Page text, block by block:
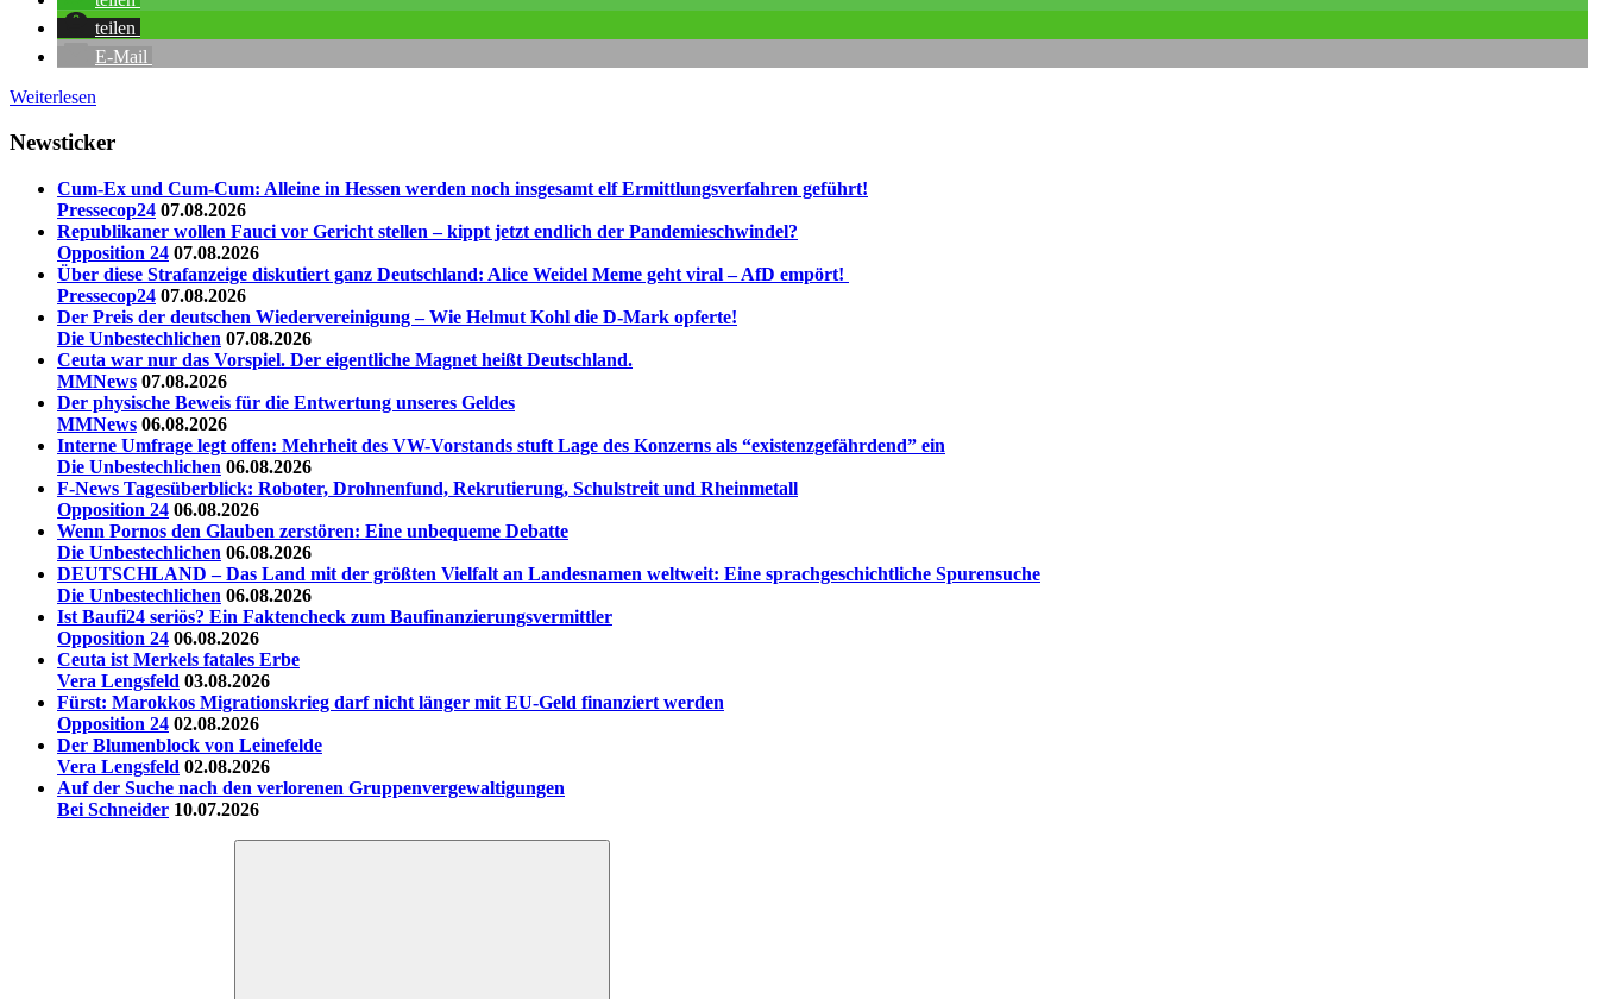
teilen
E-Mail
Weiterlesen
Newsticker
Cum-Ex und Cum-Cum: Alleine in Hessen werden noch insgesamt elf Ermittlungsverfahren geführt!
Pressecop24 07.08.2026
Republikaner wollen Fauci vor Gericht stellen – kippt jetzt endlich der Pandemieschwindel?
Opposition 24 07.08.2026
Über diese Strafanzeige diskutiert ganz Deutschland: Alice Weidel Meme geht viral – AfD empört!
Pressecop24 07.08.2026
Der Preis der deutschen Wiedervereinigung – Wie Helmut Kohl die D‑Mark opferte!
Die Unbestechlichen 07.08.2026
Ceuta war nur das Vorspiel. Der eigentliche Magnet heißt Deutschland.
MMNews 07.08.2026
Der physische Beweis für die Entwertung unseres Geldes
MMNews 06.08.2026
Interne Umfrage legt offen: Mehrheit des VW-Vorstands stuft Lage des Konzerns als “existenzgefährdend” ein
Die Unbestechlichen 06.08.2026
F-News Tagesüberblick: Roboter, Drohnenfund, Rekrutierung, Schulstreit und Rheinmetall
Opposition 24 06.08.2026
Wenn Pornos den Glauben zerstören: Eine unbequeme Debatte
Die Unbestechlichen 06.08.2026
DEUTSCHLAND – Das Land mit der größten Vielfalt an Landesnamen weltweit: Eine sprachgeschichtliche Spurensuche
Die Unbestechlichen 06.08.2026
Ist Baufi24 seriös? Ein Faktencheck zum Baufinanzierungsvermittler
Opposition 24 06.08.2026
Ceuta ist Merkels fatales Erbe
Vera Lengsfeld 03.08.2026
Fürst: Marokkos Migrationskrieg darf nicht länger mit EU-Geld finanziert werden
Opposition 24 02.08.2026
Der Blumenblock von Leinefelde
Vera Lengsfeld 02.08.2026
Auf der Suche nach den verlorenen Gruppenvergewaltigungen
Bei Schneider 10.07.2026